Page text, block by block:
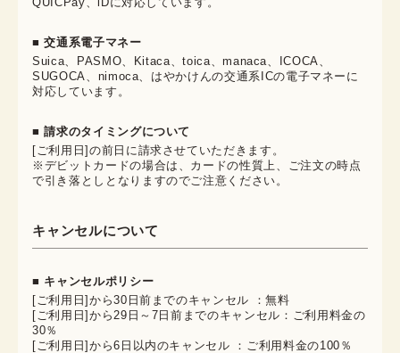
■ 交通系電子マネー
Suica、PASMO、Kitaca、toica、manaca、ICOCA、
SUGOCA、nimoca、はやかけんの交通系ICの電子マネーに
対応しています。
■ 請求のタイミングについて
[ご利用日]の前日に請求させていただきます。
※デビットカードの場合は、カードの性質上、ご注文の時点
で引き落としとなりますのでご注意ください。
キャンセルについて
■ キャンセルポリシー
[ご利用日]から30日前までのキャンセル ：無料
[ご利用日]から29日～7日前までのキャンセル：ご利用料金の
30％
[ご利用日]から6日以内のキャンセル ：ご利用料金の100％